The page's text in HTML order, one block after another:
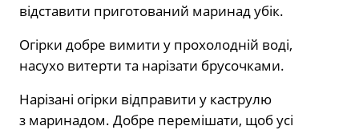
відставити приготований маринад убік.
Огірки добре вимити у прохолодній воді,
насухо витерти та нарізати брусочками.
Нарізані огірки відправити у каструлю
з маринадом. Добре перемішати, щоб усі